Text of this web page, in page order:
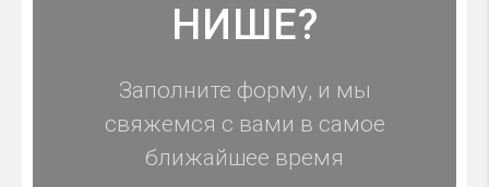
НИШЕ?
Заполните форму, и мы
свяжемся с вами в самое
ближайшее время